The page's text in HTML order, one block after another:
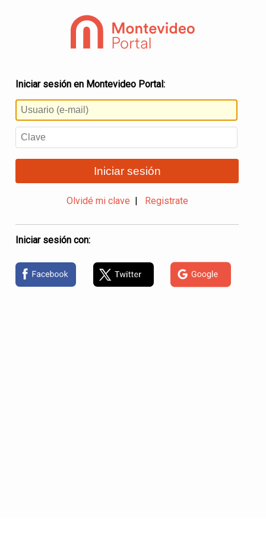
Iniciar sesión en Montevideo Portal:
Iniciar sesión
Olvidé mi clave Registrate
Iniciar sesión con: